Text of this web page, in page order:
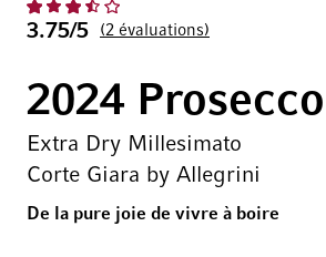
3.75/5 2 évaluations
2024
Extra Dry Millesimato
Corte Giara by Allegrini
De la pure joie de vivre à boire